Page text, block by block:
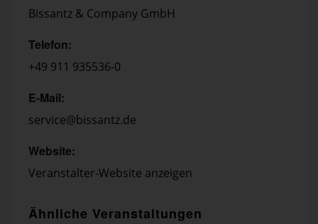
Bissantz & Company GmbH
Telefon:
+49 911 935536-0
E-Mail:
service@bissantz.de
Website:
Veranstalter-Website anzeigen
Ähnliche Veranstaltungen